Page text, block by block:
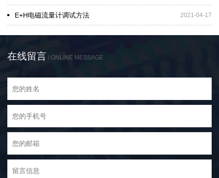
E+H电磁流量计调试方法 2021-04-17
在线留言 / ONLINE MESSAGE